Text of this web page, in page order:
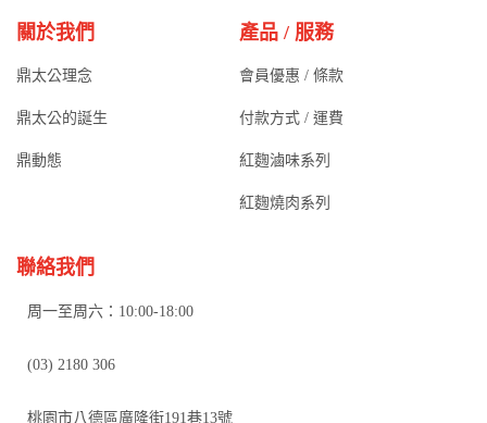
關於我們
鼎太公理念
鼎太公的誕生
鼎動態
產品 / 服務
會員優惠 / 條款
付款方式 / 運費
紅麴滷味系列
紅麴燒肉系列
聯絡我們
周一至周六：10:00-18:00
(03) 2180 306
桃園市八德區廣隆街191巷13號